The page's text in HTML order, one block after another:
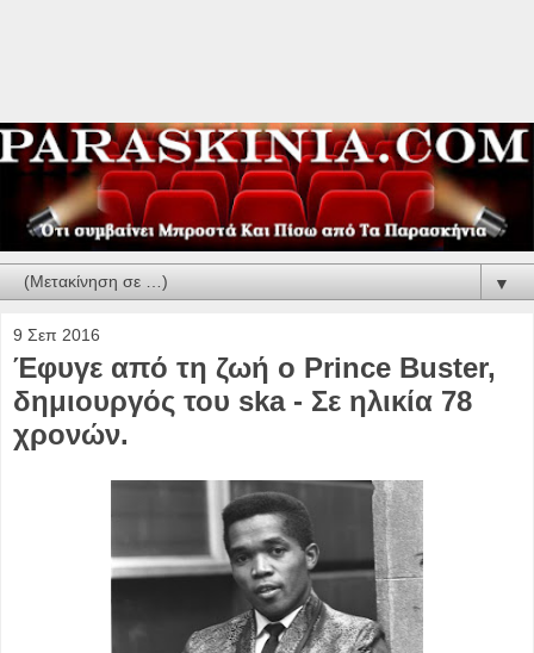
▼
9 Σεπ 2016
Έφυγε από τη ζωή ο Prince Buster,
δημιουργός του ska - Σε ηλικία 78
χρονών.